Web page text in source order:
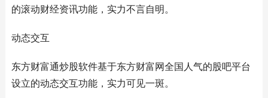
的滚动财经资讯功能，实力不言自明。
动态交互
东方财富通炒股软件基于东方财富网全国人气的股吧平台
设立的动态交互功能，实力可见一斑。